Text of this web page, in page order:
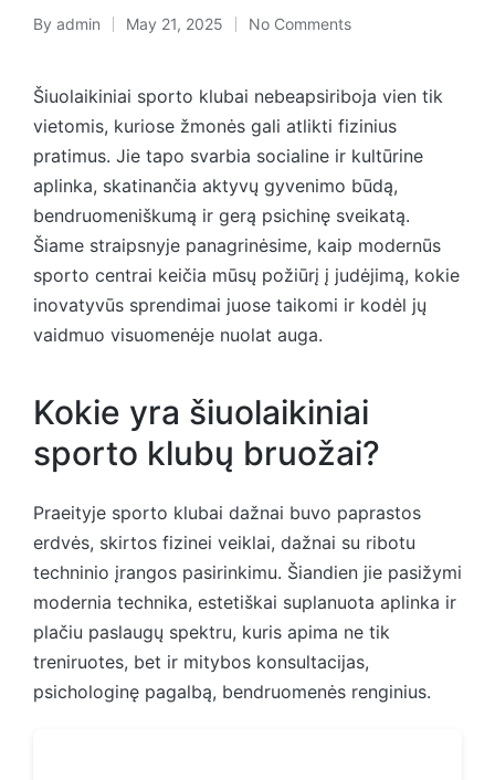
By admin May 21, 2025 No Comments
Šiuolaikiniai sporto klubai nebeapsiriboja vien tik
vietomis, kuriose žmonės gali atlikti fizinius
pratimus. Jie tapo svarbia socialine ir kultūrine
aplinka, skatinančia aktyvų gyvenimo būdą,
bendruomeniškumą ir gerą psichinę sveikatą.
Šiame straipsnyje panagrinėsime, kaip modernūs
sporto centrai keičia mūsų požiūrį į judėjimą, kokie
inovatyvūs sprendimai juose taikomi ir kodėl jų
vaidmuo visuomenėje nuolat auga.
Kokie yra šiuolaikiniai
sporto klubų bruožai?
Praeityje sporto klubai dažnai buvo paprastos
erdvės, skirtos fizinei veiklai, dažnai su ribotu
techninio įrangos pasirinkimu. Šiandien jie pasižymi
modernia technika, estetiškai suplanuota aplinka ir
plačiu paslaugų spektru, kuris apima ne tik
treniruotes, bet ir mitybos konsultacijas,
psichologinę pagalbą, bendruomenės renginius.